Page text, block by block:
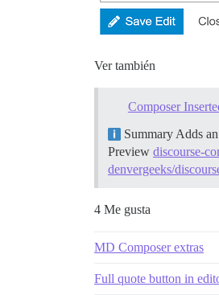
Ver también
Composer
Summary Adds
Preview discourse-
denvergeeks/
4 Me gusta
MD Composer extras
Full quote button in